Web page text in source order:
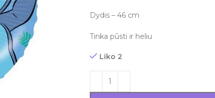
Dydis – 46 cm
Tinka pūsti ir heliu
Liko 2